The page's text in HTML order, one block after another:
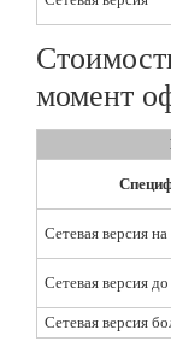
момент
Сетевая версия
Сетевая версия
Сетевая версия